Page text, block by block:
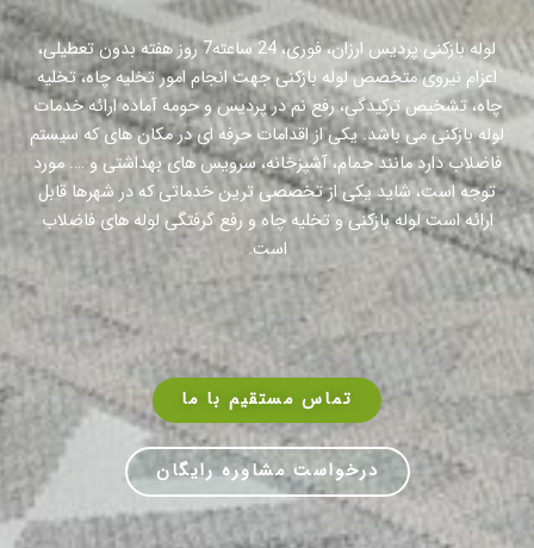
لوله بازکنی پردیس ارزان، فوری، 24 ساعته7 روز هفته بدون تعطیلی،
اعزام نیروی متخصص لوله بازکنی جهت انجام امور تخلیه چاه، تخلیه
چاه، تشخیص ترکیدگی، رفع نم در پردیس و حومه آماده ارائه خدمات
لوله بازکنی می باشد. یکی از اقدامات حرفه ای در مکان های که سیستم
فاضلاب دارد مانند حمام، آشپزخانه، سرویس های بهداشتی و …. مورد
توجه است، شاید یکی از تخصصی ترین خدماتی که در شهرها قابل
ارائه است لوله بازکنی و تخلیه چاه و رفع گرفتگی لوله های فاضلاب
است.
تماس مستقیم با ما
درخواست مشاوره رایگان